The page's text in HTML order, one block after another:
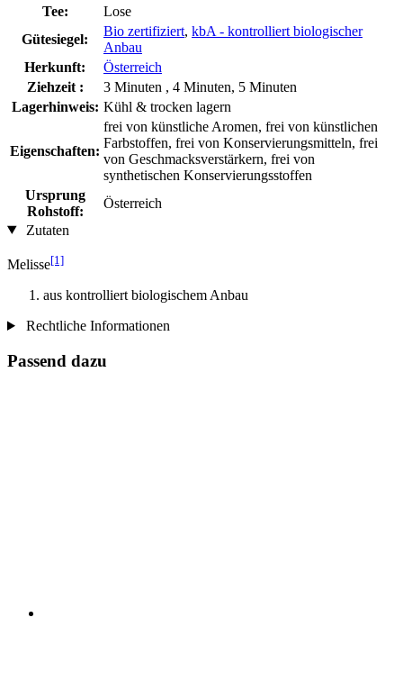
Tee:
Lose
Gütesiegel:
Bio zertifiziert, kbA - kontrolliert biologischer
Anbau
Herkunft:
Österreich
Ziehzeit :
3 Minuten , 4 Minuten, 5 Minuten
Lagerhinweis: Kühl & trocken lagern
Eigenschaften:
frei von künstliche Aromen, frei von künstlichen
Farbstoffen, frei von Konservierungsmitteln, frei
von Geschmacksverstärkern, frei von
synthetischen Konservierungsstoffen
Ursprung
Rohstoff:
Österreich
Zutaten
Melisse[1]
aus kontrolliert biologischem Anbau
Rechtliche Informationen
Passend dazu